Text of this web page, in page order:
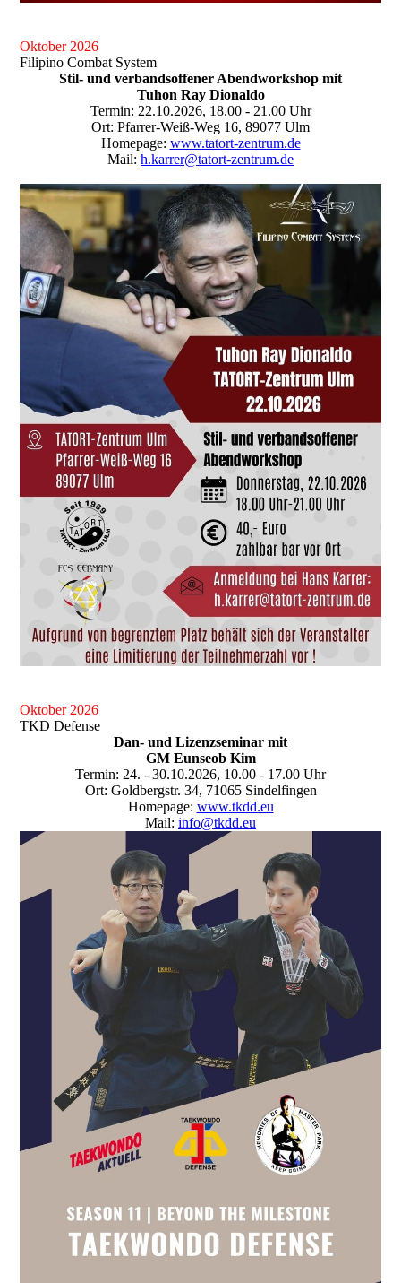
Oktober 2026
Filipino Combat System
Stil- und verbandsoffener Abendworkshop mit
Tuhon Ray Dionaldo
Termin: 22.10.2026, 18.00 - 21.00 Uhr
Ort: Pfarrer-Weiß-Weg 16, 89077 Ulm
Homepage: www.tatort-zentrum.de
Mail: h.karrer@tatort-zentrum.de
Oktober 2026
TKD Defense
Dan- und Lizenzseminar mit
GM Eunseob Kim
Termin: 24. - 30.10.2026, 10.00 - 17.00 Uhr
Ort: Goldbergstr. 34, 71065 Sindelfingen
Homepage: www.tkdd.eu
Mail: info@tkdd.eu